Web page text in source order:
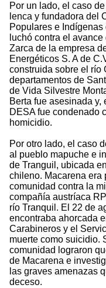
Por un lado, el caso
lenca y fundadora del
Populares e
luchó contra el
Zarca de la empresa
Energéticos S. A de
construida sobre el río
departamentos de
de Vida Silvestre
Berta fue asesinada
DESA fue condenado
homicidio.
Por otro lado, el caso
al pueblo mapuche e
de Tranguil, ubicada
chileno. Macarena era
comunidad contra la
compañía austríaca
río Tranquil. El 22 de
encontraba ahorcada
Carabineros y el
muerte como suicidio.
comunidad lograron
de Macarena e
las graves amenazas
deceso.